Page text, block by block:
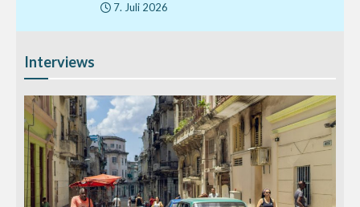
7. Juli 2026
Interviews